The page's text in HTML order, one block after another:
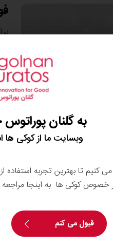
به گلنان
وبسایت ما از کوکی ها
کنیم تا بهترین تجربه استفاده
خصوص کوکی ها به اینجا مراجعه
قبول می کنم